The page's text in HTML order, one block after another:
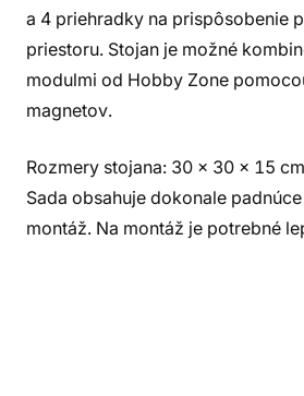
a 4 priehradky na prispôsobenie
priestoru. Stojan je možné
modulmi od Hobby Zone
magnetov.
Rozmery stojana: 30 x 30 x 15
Sada obsahuje dokonale
montáž. Na montáž je potrebné